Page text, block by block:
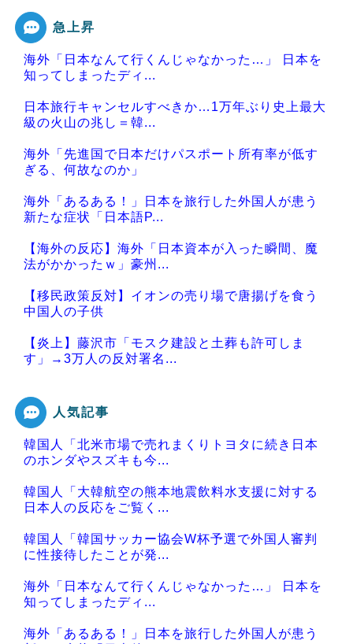
急上昇
海外「日本なんて行くんじゃなかった…」 日本を
知ってしまったディ...
日本旅行キャンセルすべきか…1万年ぶり史上最大
級の火山の兆し＝韓...
海外「先進国で日本だけパスポート所有率が低す
ぎる、何故なのか」
海外「あるある！」日本を旅行した外国人が患う
新たな症状「日本語P...
【海外の反応】海外「日本資本が入った瞬間、魔
法がかかったｗ」豪州...
【移民政策反対】イオンの売り場で唐揚げを食う
中国人の子供
【炎上】藤沢市「モスク建設と土葬も許可しま
す」→3万人の反対署名...
Powered by livedoor 相互RSS
人気記事
韓国人「北米市場で売れまくりトヨタに続き日本
のホンダやスズキも今...
韓国人「大韓航空の熊本地震飲料水支援に対する
日本人の反応をご覧く...
韓国人「韓国サッカー協会W杯予選で外国人審判
に性接待したことが発...
海外「日本なんて行くんじゃなかった…」 日本を
知ってしまったディ...
海外「あるある！」日本を旅行した外国人が患う